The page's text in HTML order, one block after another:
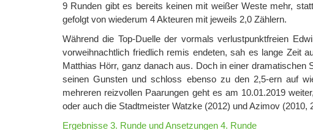
9 Runden gibt es bereits keinen mit weißer Weste mehr,
gefolgt von wiederum 4 Akteuren mit jeweils 2,0 Zählern.
Während die Top-Duelle der vormals verlustpunktfreien
vorweihnachtlich friedlich remis endeten, sah es lange Zeit
Matthias Hörr, ganz danach aus. Doch in einer
seinen Gunsten und schloss ebenso zu den 2,5-ern auf
mehreren reizvollen Paarungen geht es am 10.01.2019
oder auch die Stadtmeister Watzke (2012) und Azimov (2010,
Ergebnisse 3. Runde und Ansetzungen 4. Runde